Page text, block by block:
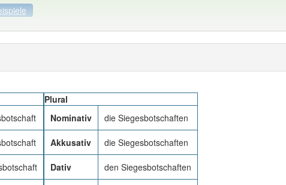
: 1
haben den Artikel korrekt erraten.
Plural
Nominativ
die Siegesbotschaften
Akkusativ die Siegesbotschaften
Dativ den Siegesbotschaften